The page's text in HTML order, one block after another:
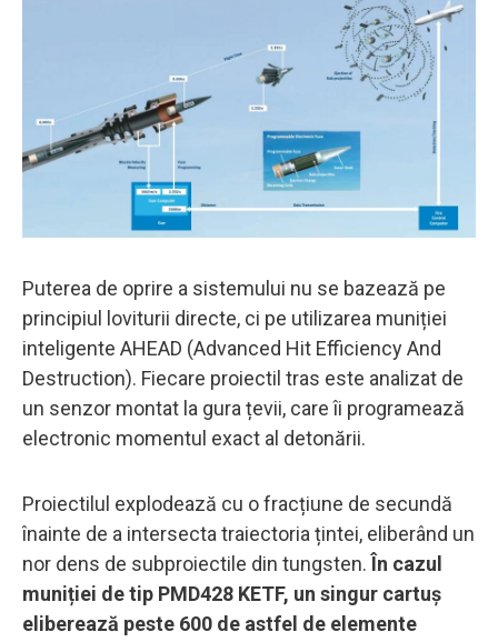
Puterea de oprire a sistemului nu se bazează pe
principiul loviturii directe, ci pe utilizarea muniției
inteligente AHEAD (Advanced Hit Efficiency And
Destruction). Fiecare proiectil tras este analizat de
un senzor montat la gura țevii, care îi programează
electronic momentul exact al detonării.
Proiectilul explodează cu o fracțiune de secundă
înainte de a intersecta traiectoria țintei, eliberând un
nor dens de subproiectile din tungsten. În cazul
muniției de tip PMD428 KETF, un singur cartuș
eliberează peste 600 de astfel de elemente